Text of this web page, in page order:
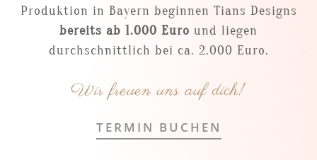
Produktion in Bayern beginnen Tians Designs
bereits ab 1.000 Euro und liegen
durchschnittlich bei ca. 2.000 Euro.
Wir freuen uns auf dich!
TERMIN BUCHEN